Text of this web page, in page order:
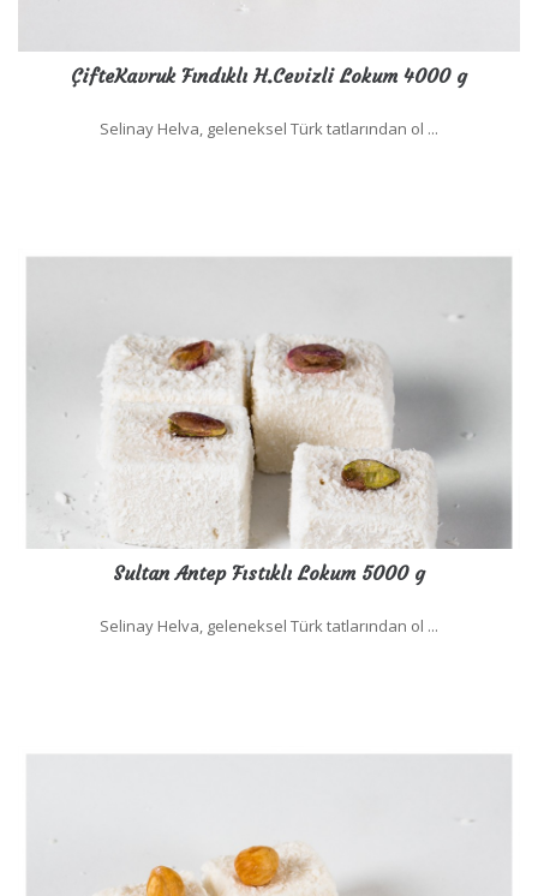
ÇifteKavruk Fındıklı H.Cevizli Lokum 4000 g
Selinay Helva, geleneksel Türk tatlarından ol ...
Sultan Antep Fıstıklı Lokum 5000 g
Selinay Helva, geleneksel Türk tatlarından ol ...